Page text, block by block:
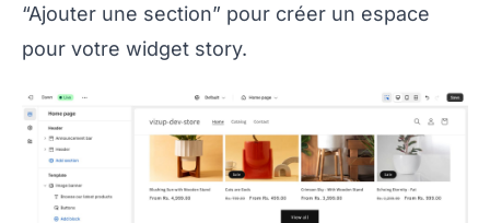
“Ajouter une section” pour créer un espace
pour votre widget story.